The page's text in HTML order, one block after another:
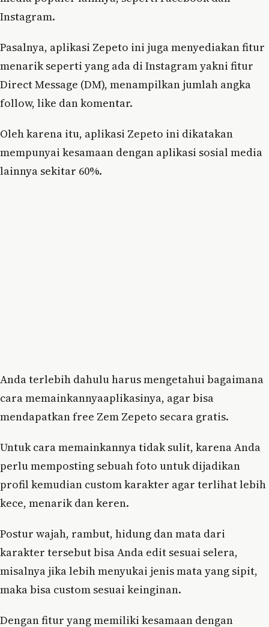
Instagram.
Pasalnya, aplikasi Zepeto ini juga menyediakan fitur
menarik seperti yang ada di Instagram yakni fitur
Direct Message (DM), menampilkan jumlah angka
follow, like dan komentar.
Oleh karena itu, aplikasi Zepeto ini dikatakan
mempunyai kesamaan dengan aplikasi sosial media
lainnya sekitar 60%.
Anda terlebih dahulu harus mengetahui bagaimana
cara memainkannyaaplikasinya, agar bisa
mendapatkan free Zem Zepeto secara gratis.
Untuk cara memainkannya tidak sulit, karena Anda
perlu memposting sebuah foto untuk dijadikan
profil kemudian custom karakter agar terlihat lebih
kece, menarik dan keren.
Postur wajah, rambut, hidung dan mata dari
karakter tersebut bisa Anda edit sesuai selera,
misalnya jika lebih menyukai jenis mata yang sipit,
maka bisa custom sesuai keinginan.
Dengan fitur yang memiliki kesamaan dengan